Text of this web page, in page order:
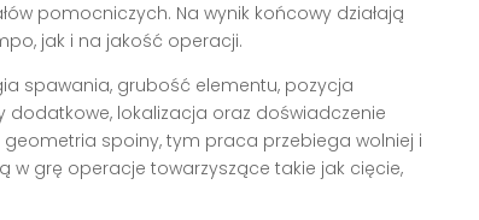
pomocniczych. Na wynik końcowy działają
jak i na jakość operacji.
spawania, grubość elementu, pozycja
lokalizacja oraz doświadczenie
spoiny, tym praca przebiega wolniej i
w grę operacje towarzyszące takie jak cięcie,